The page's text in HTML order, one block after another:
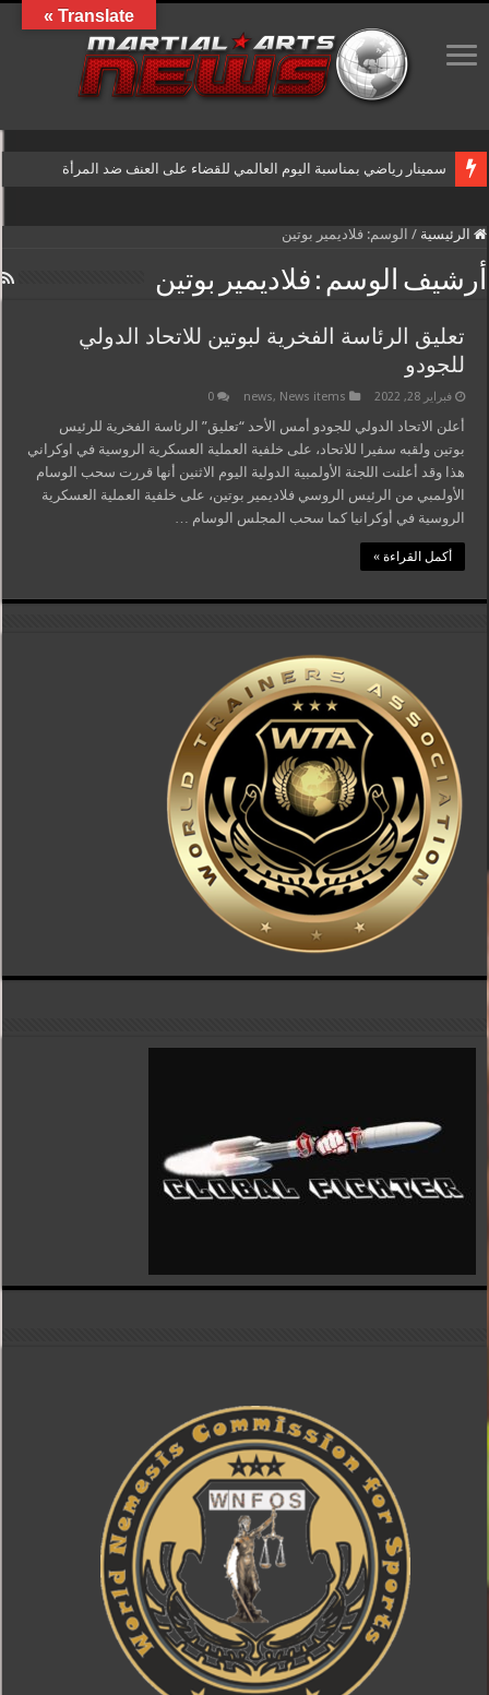
سمينار رياضي بمناسبة اليوم العالمي للقضاء على العنف ضد المرأة
الرئيسية / الوسم:فلاديمير بوتين
أرشيف الوسم : فلاديمير بوتين
تعليق الرئاسة الفخرية لبوتين للاتحاد الدولي
للجودو
فبراير 28, 2022 news, News items
0
أعلن الاتحاد الدولي للجودو أمس الأحد “تعليق” الرئاسة الفخرية للرئيس
بوتين ولقبه سفيرا للاتحاد، على خلفية العملية العسكرية الروسية في اوكراني
هذا وقد أعلنت اللجنة الأولمبية الدولية اليوم الاثنين أنها قررت سحب الوسام
الأولمبي من الرئيس الروسي فلاديمير بوتين، على خلفية العملية العسكرية
الروسية في أوكرانيا كما سحب المجلس الوسام …
أكمل القراءة »
Translate »